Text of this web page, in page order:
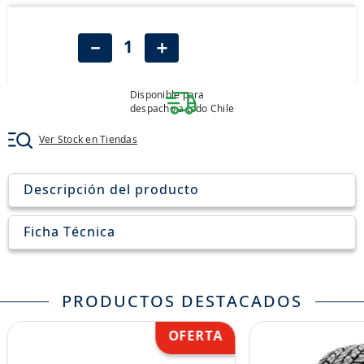
＋
－
Disponible para
despacho a todo Chile
Ver Stock en Tiendas
Descripción del producto
Ficha Técnica
PRODUCTOS DESTACADOS
8.
205
john deere